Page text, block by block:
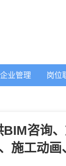
企业管理 岗位
咨询
施工动